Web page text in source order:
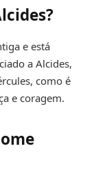
e está
a Alcides,
como é
e coragem.